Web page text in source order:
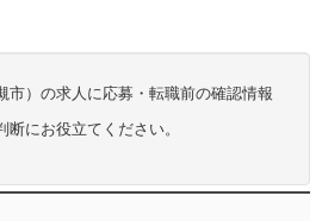
市）の求人に応募・転職前の確認情報
にお役立てください。